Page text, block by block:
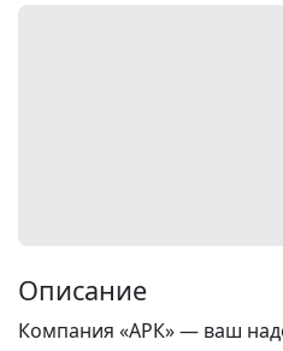
Описание
Компания «АРК» — ваш